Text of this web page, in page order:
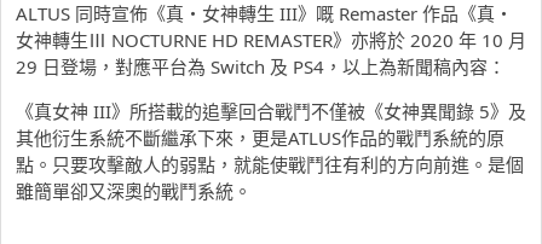
ALTUS 同時宣佈《真・女神轉生 III》嘅 Remaster 作品《真・
女神轉生Ⅲ NOCTURNE HD REMASTER》亦將於 2020 年 10 月
29 日登場，對應平台為 Switch 及 PS4，以上為新聞稿內容：
《真女神 III》所搭載的追擊回合戰鬥不僅被《女神異聞錄 5》及
其他衍生系統不斷繼承下來，更是ATLUS作品的戰鬥系統的原
點。只要攻擊敵人的弱點，就能使戰鬥往有利的方向前進。是個
雖簡單卻又深奧的戰鬥系統。